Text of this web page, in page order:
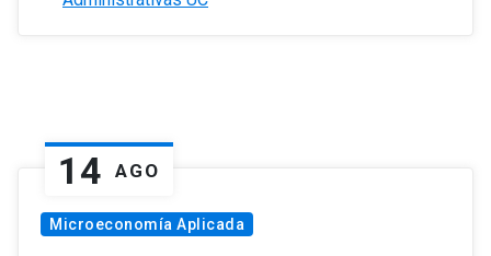
14 AGO
Microeconomía Aplicada